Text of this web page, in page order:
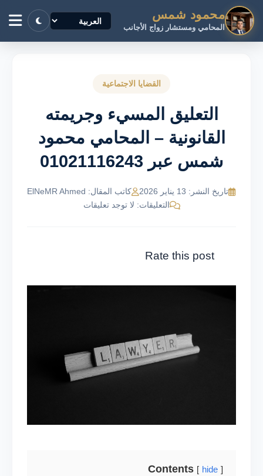
محمود شمس
المحامي ومستشار زواج الأجانب
القضايا الاجتماعية
التعليق المسيء وجريمته
القانونية – المحامي محمود
شمس عبر 01021116243
تاريخ النشر: 13 يناير 2026
كاتب المقال: ElNeMR Ahmed
التعليقات: لا توجد تعليقات
Rate this post
Contents hide